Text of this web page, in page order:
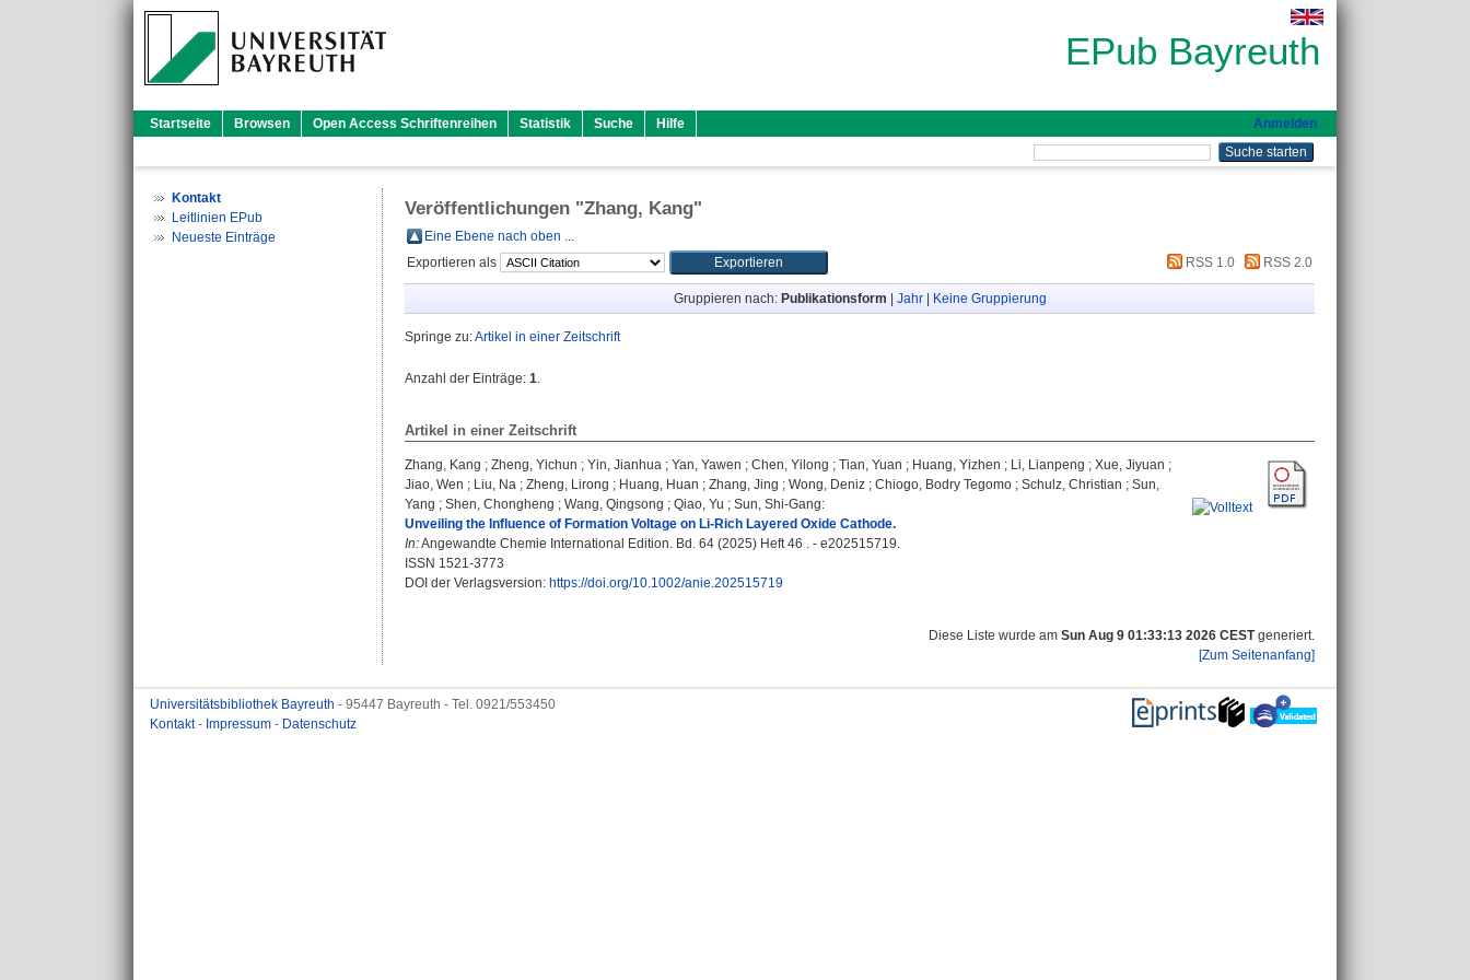
EPub Bayreuth
Startseite Browsen Open Access Schriftenreihen Statistik Suche Hilfe Anmelden
Kontakt
Leitlinien EPub
Neueste Einträge
Veröffentlichungen "Zhang, Kang"
Eine Ebene nach oben ...
Exportieren als
RSS 1.0 RSS 2.0
Gruppieren nach: Publikationsform Jahr| Keine Gruppierung
Springe zu:Artikel in einer Zeitschrift
Anzahl der Einträge: 1.
Artikel in einer Zeitschrift
Zhang, Kang ; Zheng, Yichun ; Yin, Jianhua ; Yan, Yawen ; Chen, Yilong ; Tian, Yuan ; Huang, Yizhen ; Li, Lianpeng ; Xue, Jiyuan ;
Jiao, Wen ; Liu, Na ; Zheng, Lirong ; Huang, Huan ; Zhang, Jing ; Wong, Deniz ; Chiogo, Bodry Tegomo ; Schulz, Christian ; Sun,
Yang ; Shen, Chongheng ; Wang, Qingsong ; Qiao, Yu ; Sun, Shi-Gang:
Unveiling the Influence of Formation Voltage on Li-Rich Layered Oxide Cathode.
In:Angewandte Chemie International Edition. Bd. 64 (2025) Heft 46 . - e202515719.
ISSN 1521-3773
DOI der Verlagsversion: https://doi.org/10.1002/anie.202515719
Diese Liste wurde am Sun Aug 9 01:33:13 2026 CESTgeneriert.
[Zum Seitenanfang]
Universitätsbibliothek Bayreuth - 95447 Bayreuth - Tel. 0921/553450
Kontakt- Impressum - Datenschutz